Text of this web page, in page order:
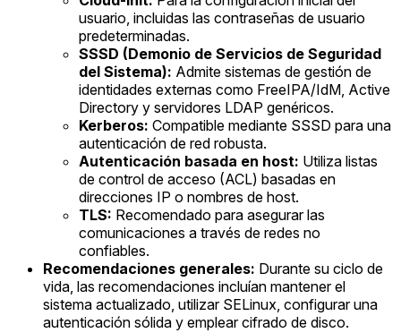
usuario, incluidas las contraseñas de usuario
predeterminadas.
SSSD (Demonio de Servicios de Seguridad
del Sistema): Admite sistemas de gestión de
identidades externas como FreeIPA/IdM, Active
Directory y servidores LDAP genéricos.
Kerberos: Compatible mediante SSSD para una
autenticación de red robusta.
Autenticación basada en host: Utiliza listas
de control de acceso (ACL) basadas en
direcciones IP o nombres de host.
TLS: Recomendado para asegurar las
comunicaciones a través de redes no
confiables.
Recomendaciones generales: Durante su ciclo de
vida, las recomendaciones incluían mantener el
sistema actualizado, utilizar SELinux, configurar una
autenticación sólida y emplear cifrado de disco.